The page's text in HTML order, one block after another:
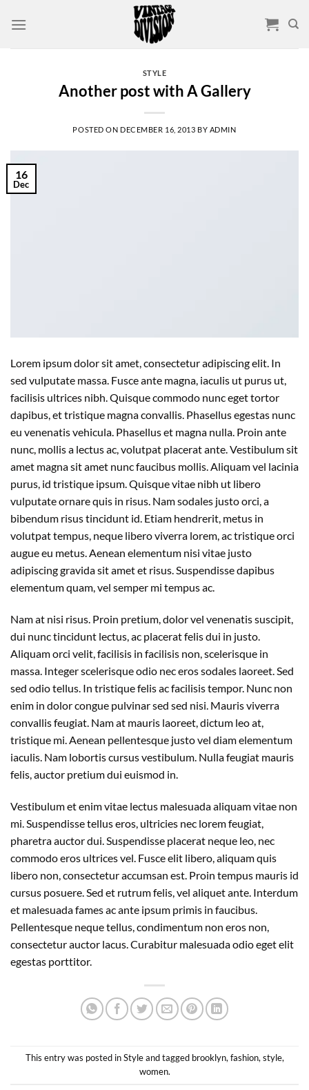
STYLE
Another post with A Gallery
POSTED ON DECEMBER 16, 2013 BY ADMIN
16
Dec
Lorem ipsum dolor sit amet, consectetur adipiscing elit. In
sed vulputate massa. Fusce ante magna, iaculis ut purus ut,
facilisis ultrices nibh. Quisque commodo nunc eget tortor
dapibus, et tristique magna convallis. Phasellus egestas nunc
eu venenatis vehicula. Phasellus et magna nulla. Proin ante
nunc, mollis a lectus ac, volutpat placerat ante. Vestibulum sit
amet magna sit amet nunc faucibus mollis. Aliquam vel lacinia
purus, id tristique ipsum. Quisque vitae nibh ut libero
vulputate ornare quis in risus. Nam sodales justo orci, a
bibendum risus tincidunt id. Etiam hendrerit, metus in
volutpat tempus, neque libero viverra lorem, ac tristique orci
augue eu metus. Aenean elementum nisi vitae justo
adipiscing gravida sit amet et risus. Suspendisse dapibus
elementum quam, vel semper mi tempus ac.
Nam at nisi risus. Proin pretium, dolor vel venenatis suscipit,
dui nunc tincidunt lectus, ac placerat felis dui in justo.
Aliquam orci velit, facilisis in facilisis non, scelerisque in
massa. Integer scelerisque odio nec eros sodales laoreet. Sed
sed odio tellus. In tristique felis ac facilisis tempor. Nunc non
enim in dolor congue pulvinar sed sed nisi. Mauris viverra
convallis feugiat. Nam at mauris laoreet, dictum leo at,
tristique mi. Aenean pellentesque justo vel diam elementum
iaculis. Nam lobortis cursus vestibulum. Nulla feugiat mauris
felis, auctor pretium dui euismod in.
Vestibulum et enim vitae lectus malesuada aliquam vitae non
mi. Suspendisse tellus eros, ultricies nec lorem feugiat,
pharetra auctor dui. Suspendisse placerat neque leo, nec
commodo eros ultrices vel. Fusce elit libero, aliquam quis
libero non, consectetur accumsan est. Proin tempus mauris id
cursus posuere. Sed et rutrum felis, vel aliquet ante. Interdum
et malesuada fames ac ante ipsum primis in faucibus.
Pellentesque neque tellus, condimentum non eros non,
consectetur auctor lacus. Curabitur malesuada odio eget elit
egestas porttitor.
This entry was posted inStyleand tagged brooklyn,fashion,style,
women.